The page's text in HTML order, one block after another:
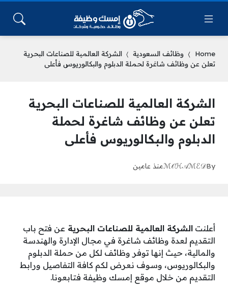
Home وظائف السعودية
الشركة العالمية للصناعات البحرية
تعلن عن وظائف شاغرة لحملة الدبلوم والبكالوريوس فأعلى
الشركة العالمية للصناعات البحرية
تعلن عن وظائف شاغرة لحملة
الدبلوم والبكالوريوس فأعلى
By
ℳ𝒪ℋ𝒜ℳℰ𝒟منذ عامين
أعلنت الشركة العالمية للصناعات البحرية عن فتح باب
التقديم لعدة وظائف شاغرة في مجال الإدارة والهندسة
والمالية، حيث إنها توفر وظائف لكل من حملة الدبلوم
والبكالوريوس، وسوف نعرض لكم كافة التفاصيل ورابط
التقديم من خلال موقع إمسك وظيفة فتابعونا.